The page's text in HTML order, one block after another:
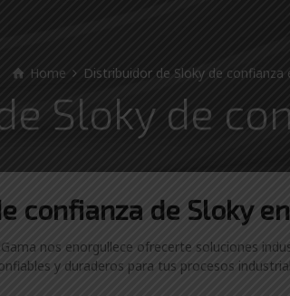
Home Distribuidor de Sloky de confianza
Sloky de
confianza de Sloky
nos enorgullece ofrecerte soluciones
y duraderos para tus procesos